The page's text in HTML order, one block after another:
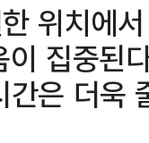
위치에
집중된
은 더욱